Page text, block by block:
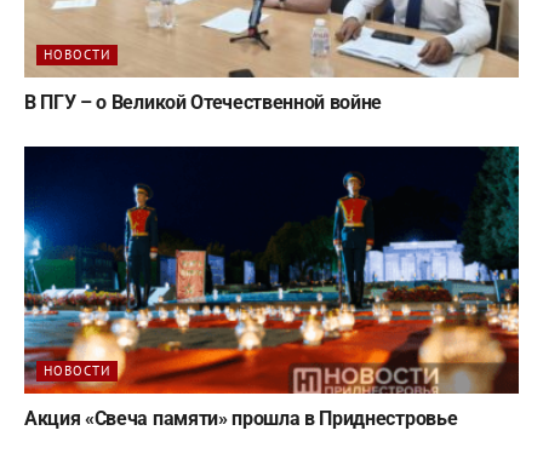
НОВОСТИ
В ПГУ – о Великой Отечественной войне
НОВОСТИ
Акция «Свеча памяти» прошла в Приднестровье